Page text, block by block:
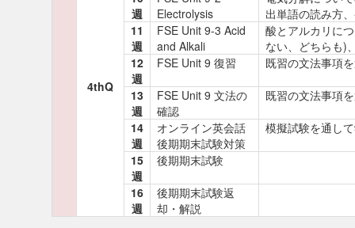
4thQ
週
Electrolysis
出単語の読み方
11
週
FSE Unit 9-3 Acid
and Alkali
酸とアルカリに
ない、どちらも)
12
週
FSE Unit 9 復習 既習の文法事項
13
週
FSE Unit 9 文法の
確認
既習の文法事項
14
週
オンライン英会話
後期期末試験対策
模擬試験を通し
15
週
後期期末試験
16
週
後期期末試験返
却・解説